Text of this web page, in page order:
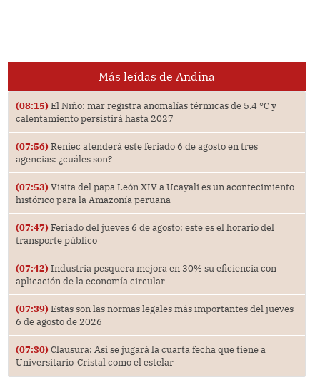
Más leídas de Andina
(08:15) El Niño: mar registra anomalías térmicas de 5.4 °C y
calentamiento persistirá hasta 2027
(07:56) Reniec atenderá este feriado 6 de agosto en tres
agencias: ¿cuáles son?
(07:53) Visita del papa León XIV a Ucayali es un acontecimiento
histórico para la Amazonía peruana
(07:47) Feriado del jueves 6 de agosto: este es el horario del
transporte público
(07:42) Industria pesquera mejora en 30% su eficiencia con
aplicación de la economía circular
(07:39) Estas son las normas legales más importantes del jueves
6 de agosto de 2026
(07:30) Clausura: Así se jugará la cuarta fecha que tiene a
Universitario-Cristal como el estelar